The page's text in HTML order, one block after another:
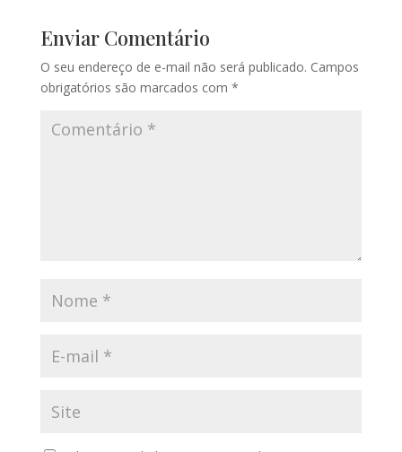
Enviar Comentário
O seu endereço de e-mail não será publicado. Campos
obrigatórios são marcados com *